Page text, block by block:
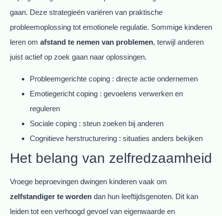
gaan. Deze strategieën variëren van praktische
probleemoplossing tot emotionele regulatie. Sommige kinderen
leren om afstand te nemen van problemen, terwijl anderen
juist actief op zoek gaan naar oplossingen.
Probleemgerichte coping : directe actie ondernemen
Emotiegericht coping : gevoelens verwerken en
reguleren
Sociale coping : steun zoeken bij anderen
Cognitieve herstructurering : situaties anders bekijken
Het belang van zelfredzaamheid
Vroege beproevingen dwingen kinderen vaak om
zelfstandiger te worden dan hun leeftijdsgenoten. Dit kan
leiden tot een verhoogd gevoel van eigenwaarde en